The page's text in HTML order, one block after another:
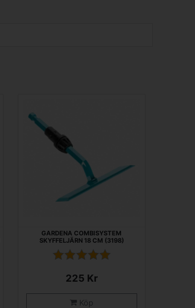
GARDENA COMBISYSTEM
SKYFFELJÄRN 18 CM (3198)
225 Kr
Köp